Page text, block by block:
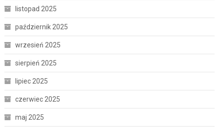
listopad 2025
październik 2025
wrzesień 2025
sierpień 2025
lipiec 2025
czerwiec 2025
maj 2025